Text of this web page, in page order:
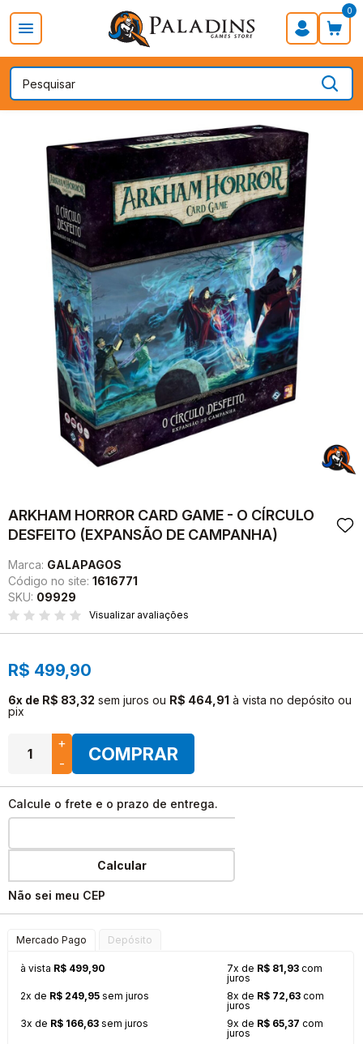
0
PROMOÇÃO DIA DOS PAIS Board Games Card Games
ARKHAM HORROR CARD GAME - O CÍRCULO
DESFEITO (EXPANSÃO DE CAMPANHA)
Marca: GALAPAGOS
Código no site: 1616771
SKU: 09929
Visualizar avaliações
R$ 499,90
6x de R$ 83,32 sem juros ou R$ 464,91 à vista no depósito ou
pix
+
-
COMPRAR
Calcule o frete e o prazo de entrega.
Calcular
Não sei meu CEP
Mercado Pago Depósito
à vista R$ 499,90
2x de R$ 249,95 sem juros
3x de R$ 166,63 sem juros
7x de R$ 81,93 com
juros
8x de R$ 72,63 com
juros
9x de R$ 65,37 com
juros